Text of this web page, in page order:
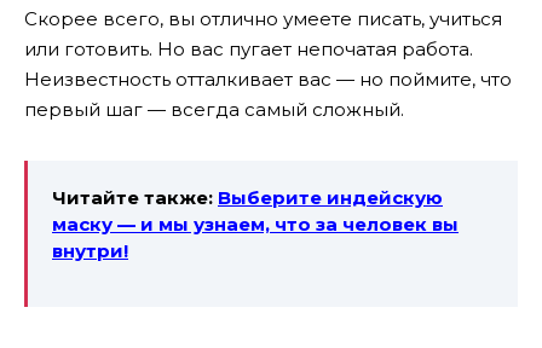
Скорее всего, вы отлично умеете писать, учиться
или готовить. Но вас пугает непочатая работа.
Неизвестность отталкивает вас — но поймите, что
первый шаг — всегда самый сложный.
Читайте также: Выберите индейскую
маску — и мы узнаем, что за человек вы
внутри!